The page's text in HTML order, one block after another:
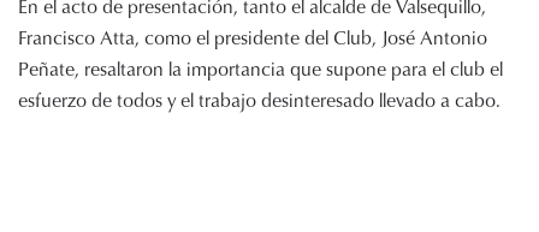
En el acto de presentación, tanto el alcalde de Valsequillo,
Francisco Atta, como el presidente del Club, José Antonio
Peñate, resaltaron la importancia que supone para el club el
esfuerzo de todos y el trabajo desinteresado llevado a cabo.